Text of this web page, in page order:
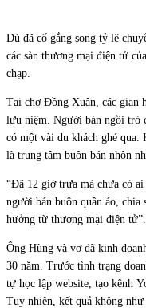
Dù đã cố gắng song tỷ lệ
các sàn thương mại điện tử
chạp.
Tại chợ Đồng Xuân, các gian
lưu niệm. Người bán ngồi trò
có một vài du khách ghé
là trung tâm buôn bán nhộn
“Đã 12 giờ trưa mà chưa có
người bán buôn quần áo, chia
hưởng từ thương mại điện tử”.
Ông Hùng và vợ đã kinh
30 năm. Trước tình trạng
tự học lập website, tạo kênh
Tuy nhiên, kết quả không